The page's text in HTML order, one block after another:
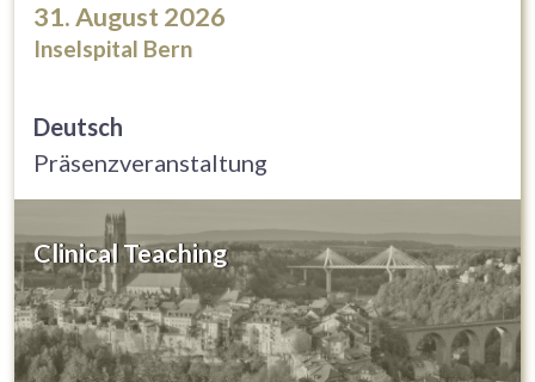
31. August 2026
Inselspital Bern
Deutsch
Präsenzveranstaltung
Clinical Teaching